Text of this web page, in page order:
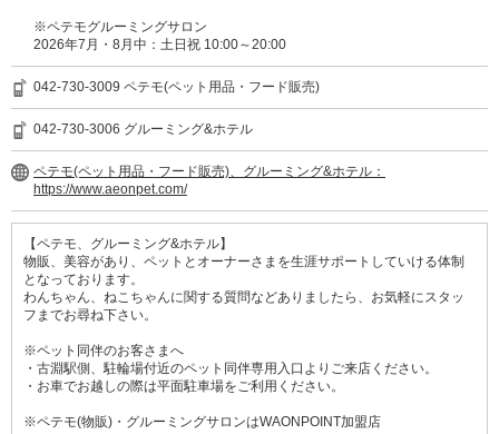
※ペテモグルーミングサロン
2026年7月・8月中：土日祝 10:00～20:00
042-730-3009 ペテモ(ペット用品・フード販売)
042-730-3006 グルーミング&ホテル
ペテモ(ペット用品・フード販売)、グルーミング&ホテル：
https://www.aeonpet.com/
【ペテモ、グルーミング&ホテル】
物販、美容があり、ペットとオーナーさまを生涯サポートしていける体制
となっております。
わんちゃん、ねこちゃんに関する質問などありましたら、お気軽にスタッ
フまでお尋ね下さい。
※ペット同伴のお客さまへ
・古淵駅側、駐輪場付近のペット同伴専用入口よりご来店ください。
・お車でお越しの際は平面駐車場をご利用ください。
※ペテモ(物販)・グルーミングサロンはWAONPOINT加盟店